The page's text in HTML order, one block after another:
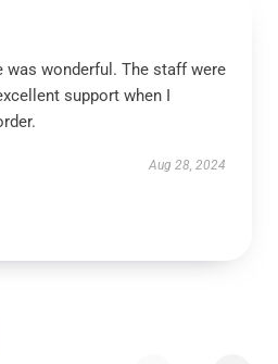
was wonderful. The staff were
support when I
Aug 28, 2024